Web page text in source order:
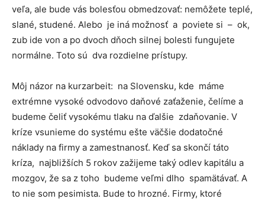
veľa, ale bude vás bolesťou obmedzovať: nemôžete teplé,
slané, studené. Alebo je iná možnosť a poviete si – ok,
zub ide von a po dvoch dňoch silnej bolesti fungujete
normálne. Toto sú dva rozdielne prístupy.
Môj názor na kurzarbeit: na Slovensku, kde máme
extrémne vysoké odvodovo daňové zaťaženie, čelíme a
budeme čeliť vysokému tlaku na ďalšie zdaňovanie. V
kríze vsunieme do systému ešte väčšie dodatočné
náklady na firmy a zamestnanosť. Keď sa skončí táto
kríza, najbližších 5 rokov zažijeme taký odlev kapitálu a
mozgov, že sa z toho budeme veľmi dlho spamätávať. A
to nie som pesimista. Bude to hrozné. Firmy, ktoré